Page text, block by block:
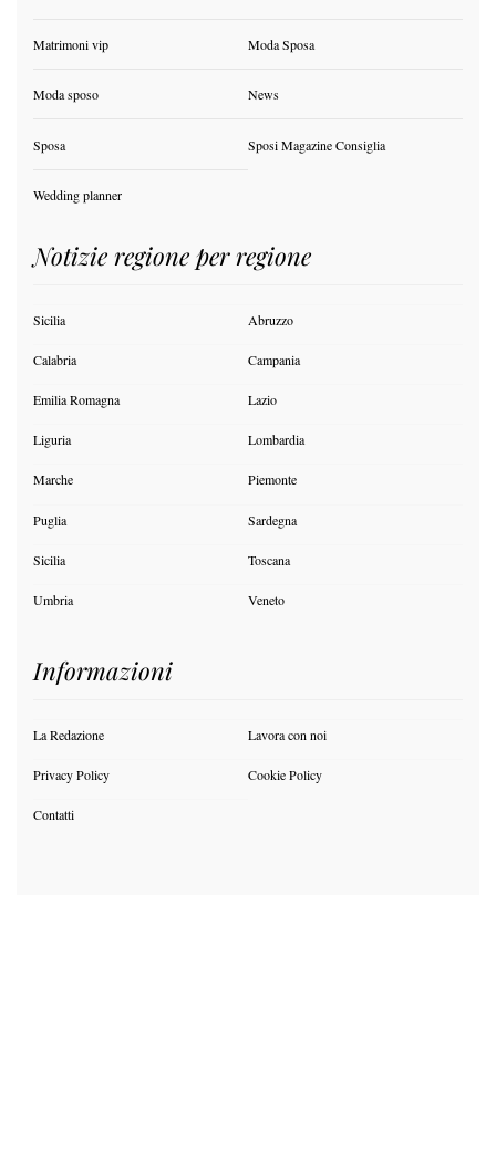
Matrimoni vip Moda Sposa
Moda sposo News
Sposa Sposi Magazine Consiglia
Wedding planner
Notizie regione per regione
Sicilia Abruzzo
Calabria Campania
Emilia Romagna Lazio
Liguria Lombardia
Marche Piemonte
Puglia Sardegna
Sicilia Toscana
Umbria Veneto
Informazioni
La Redazione Lavora con noi
Privacy Policy Cookie Policy
Contatti